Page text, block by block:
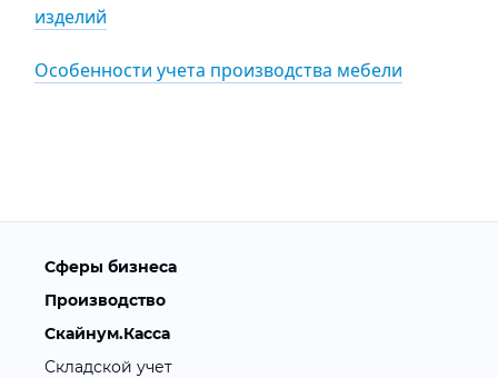
изделий
Особенности учета производства мебели
Сферы бизнеса
Производство
Скайнум.Касса
Складской учет